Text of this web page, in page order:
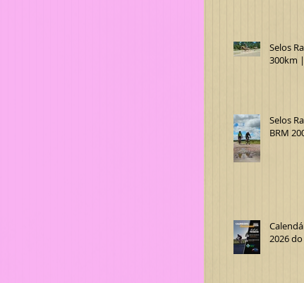
Selos
300km
Selos
BRM
2026